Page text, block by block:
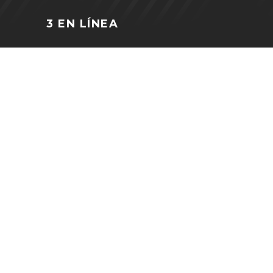
3 EN LÍNEA